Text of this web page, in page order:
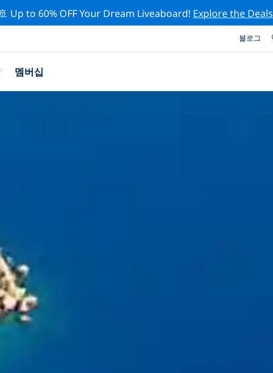
Up to 60% OFF Your Dream Liveaboard! Explore the Deals
블로그
멤버십